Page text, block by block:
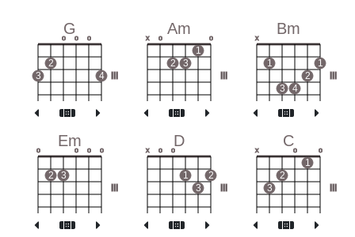
G
3
2
o o o
4
Am
x o
2 3
1
o
Bm
x
1
3 4
2
1
Em
o
2 3
o o o
D
x o o
1
3
2
C
x
3
2
o
1
o